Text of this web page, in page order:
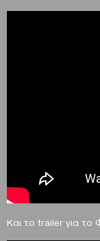
Και το trailer για το